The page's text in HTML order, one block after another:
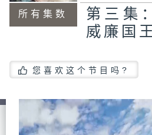
所有集数
第三集
威廉国
您喜欢这个节目吗?